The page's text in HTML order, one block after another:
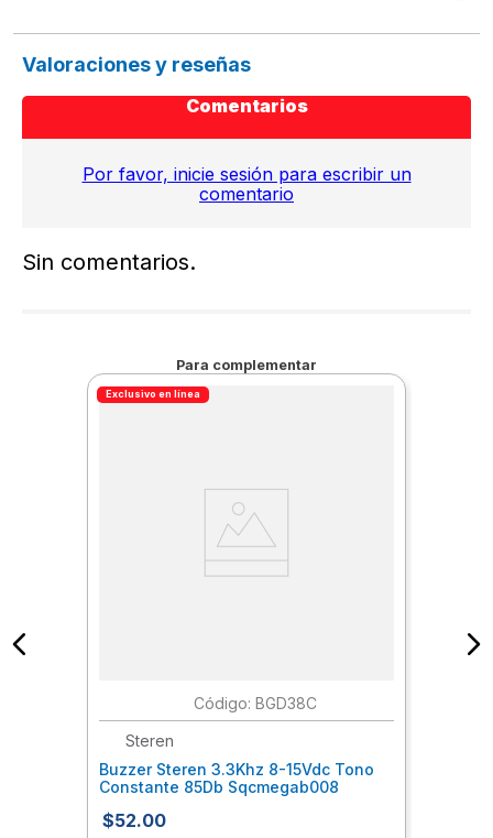
Valoraciones y reseñas
Comentarios
Por favor, inicie sesión para escribir un
comentario
Sin comentarios.
Para complementar
Exclusivo en línea
: BGD38C
Steren
Buzzer Steren 3.3Khz 8-15Vdc Tono
Constante 85Db Sqcmegab008
$52.00